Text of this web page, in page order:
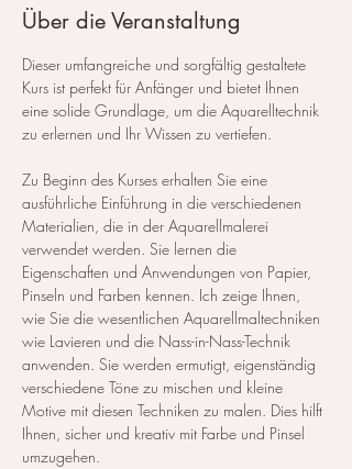
Über die Veranstaltung
Dieser umfangreiche und sorgfältig gestaltete
Kurs ist perfekt für Anfänger und bietet Ihnen
eine solide Grundlage, um die Aquarelltechnik
zu erlernen und Ihr Wissen zu vertiefen.
Zu Beginn des Kurses erhalten Sie eine
ausführliche Einführung in die verschiedenen
Materialien, die in der Aquarellmalerei
verwendet werden. Sie lernen die
Eigenschaften und Anwendungen von Papier,
Pinseln und Farben kennen. Ich zeige Ihnen,
wie Sie die wesentlichen Aquarellmaltechniken
wie Lavieren und die Nass-in-Nass-Technik
anwenden. Sie werden ermutigt, eigenständig
verschiedene Töne zu mischen und kleine
Motive mit diesen Techniken zu malen. Dies hilft
Ihnen, sicher und kreativ mit Farbe und Pinsel
umzugehen.